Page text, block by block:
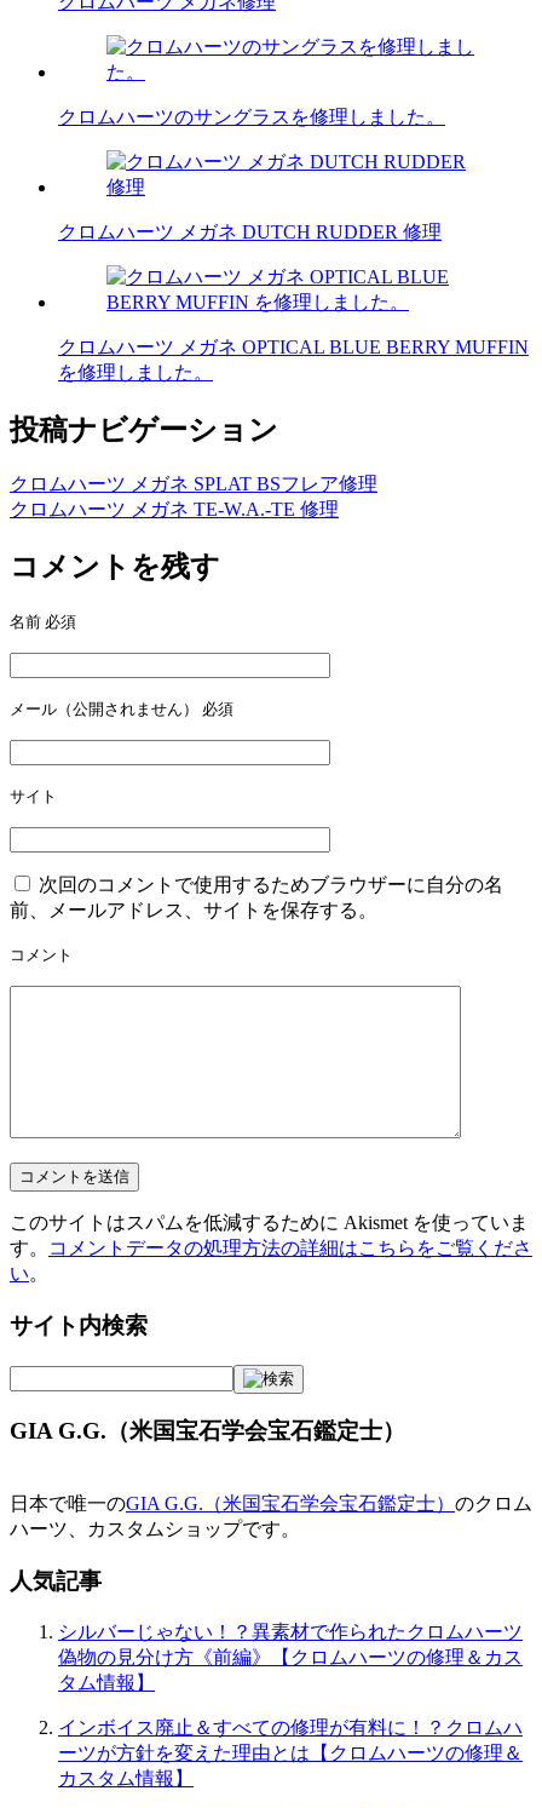
クロムハーツのサングラスを修理しました。
クロムハーツ メガネ DUTCH RUDDER 修理
クロムハーツ メガネ OPTICAL BLUE BERRY MUFFIN
を修理しました。
投稿ナビゲーション
クロムハーツ メガネ SPLAT BSフレア修理
クロムハーツ メガネ TE-W.A.-TE 修理
コメントを残す
名前 必須
メール（公開されません） 必須
サイト
次回のコメントで使用するためブラウザーに自分の名
前、メールアドレス、サイトを保存する。
コメント
このサイトはスパムを低減するために Akismet を使っていま
す。
コメントデータの処理方法の詳細はこちらをご覧くださ
い。
サイト内検索
GIA G.G.（米国宝石学会宝石鑑定士）
日本で唯一のGIA G.G.（米国宝石学会宝石鑑定士） のクロム
ハーツ、カスタムショップです。
人気記事
シルバーじゃない！？異素材で作られたクロムハーツ
偽物の見分け方《前編》【クロムハーツの修理＆カス
タム情報】
インボイス廃止＆すべての修理が有料に！？クロムハ
ーツが方針を変えた理由とは【クロムハーツの修理＆
カスタム情報】